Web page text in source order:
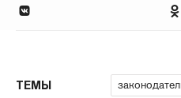
ТЕМЫ